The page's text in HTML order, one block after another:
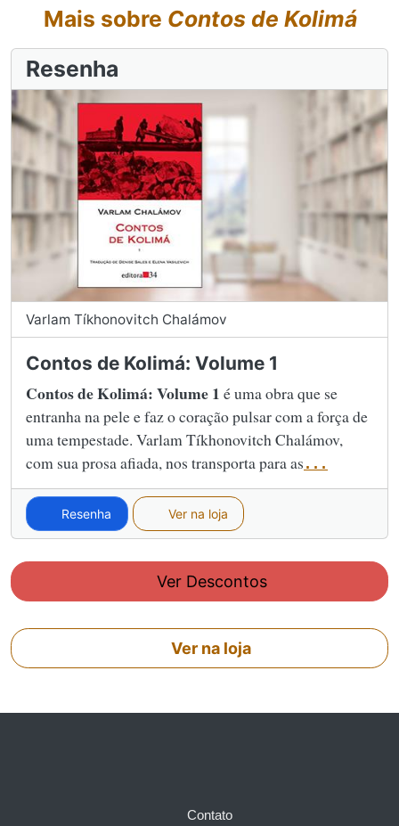
Mais sobre Contos de Kolimá
Resenha
Varlam Tíkhonovitch Chalámov
Contos de Kolimá: Volume 1
Contos de Kolimá: Volume 1 é uma obra que se
entranha na pele e faz o coração pulsar com a força de
uma tempestade. Varlam Tíkhonovitch Chalámov,
com sua prosa afiada, nos transporta para as ...
Resenha Ver na loja
Ver Descontos
Ver na loja
Contato